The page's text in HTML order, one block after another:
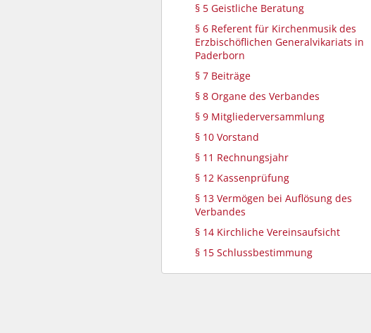
§ 5 Geistliche Beratung
§ 6 Referent für Kirchenmusik des
Erzbischöflichen Generalvikariats in
Paderborn
§ 7 Beiträge
§ 8 Organe des Verbandes
§ 9 Mitgliederversammlung
§ 10 Vorstand
§ 11 Rechnungsjahr
§ 12 Kassenprüfung
§ 13 Vermögen bei Auflösung des
Verbandes
§ 14 Kirchliche Vereinsaufsicht
§ 15 Schlussbestimmung